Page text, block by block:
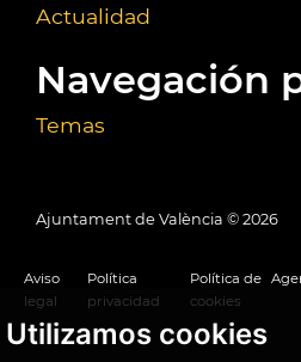
Utilizamos cookies
Actualidad
Navegación
Temas
Ajuntament de València © 2026
Aviso
legal
Política
privacidad
Política de
cookies